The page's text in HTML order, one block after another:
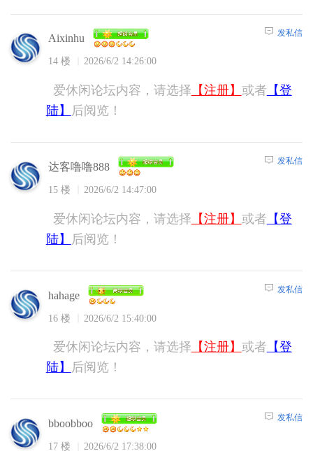
Aixinhu
14 楼 2026/6/2 14:26:00
发私信
爱休闲论坛内容，请选择 【注册】 或者 【登
陆】
后阅览！
达客噜噜888
15 楼 2026/6/2 14:47:00
发私信
爱休闲论坛内容，请选择 【注册】 或者 【登
陆】
后阅览！
hahage
16 楼 2026/6/2 15:40:00
发私信
爱休闲论坛内容，请选择 【注册】 或者 【登
陆】
后阅览！
bboobboo
17 楼 2026/6/2 17:38:00
发私信